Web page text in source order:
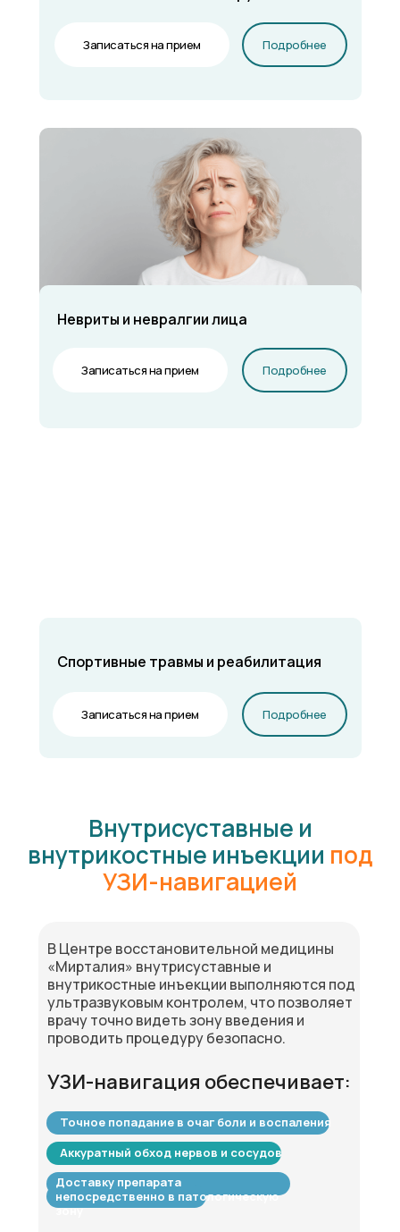
Невриты и невралгии лица
Спортивные травмы и реабилитация
Подробнее
Записаться на прием
Подробнее
Записаться на прием
Подробнее
Записаться на прием
Внутрисуставные и
внутрикостные инъекции под
УЗИ-навигацией
В Центре восстановительной медицины
«Мирталия» внутрисуставные и
внутрикостные инъекции выполняются под
ультразвуковым контролем, что позволяет
врачу точно видеть зону введения и
проводить процедуру безопасно.
УЗИ-навигация обеспечивает:
Доставку препарата
непосредственно в патологическую
зону
Аккуратный обход нервов и сосудов
Точное попадание в очаг боли и воспаления